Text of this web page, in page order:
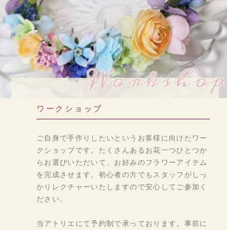
Workshop
ワークショップ
ご自身で手作りしたいというお客様に向けたワー
クショップです。たくさんあるお花一つひとつか
らお選びいただいて、お好みのフラワーアイテム
を完成させます。初心者の方でもスタッフがしっ
かりレクチャーいたしますので安心してご参加く
ださい。
当アトリエにて予約制で承っております。事前に